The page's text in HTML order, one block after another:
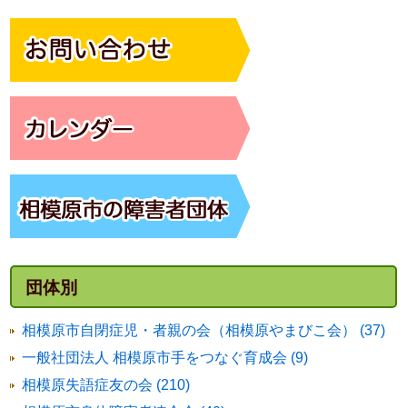
団体別
相模原市自閉症児・者親の会（相模原やまびこ会） (37)
一般社団法人 相模原市手をつなぐ育成会 (9)
相模原失語症友の会 (210)